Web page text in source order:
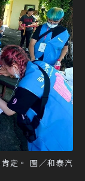
定。 圖／和泰汽